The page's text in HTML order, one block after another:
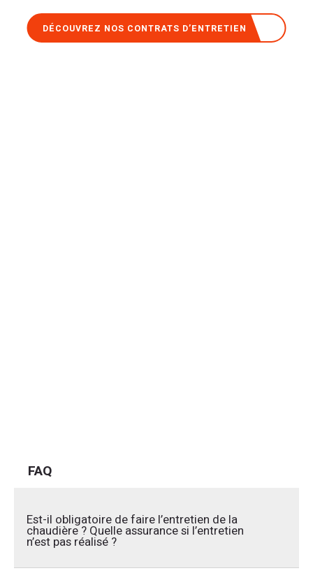
DÉCOUVREZ NOS CONTRATS D’ENTRETIEN
FAQ
Est-il obligatoire de faire l’entretien de la
chaudière ? Quelle assurance si l’entretien
n’est pas réalisé ?